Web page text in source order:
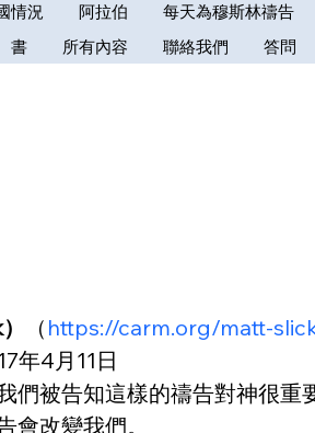
情況 阿拉伯 每天為穆斯林禱告
書 所有內容 聯絡我們 答問
（ https://carm.org/matt-slick
年4月11日
被告知這樣的禱告對神很
改變我們。